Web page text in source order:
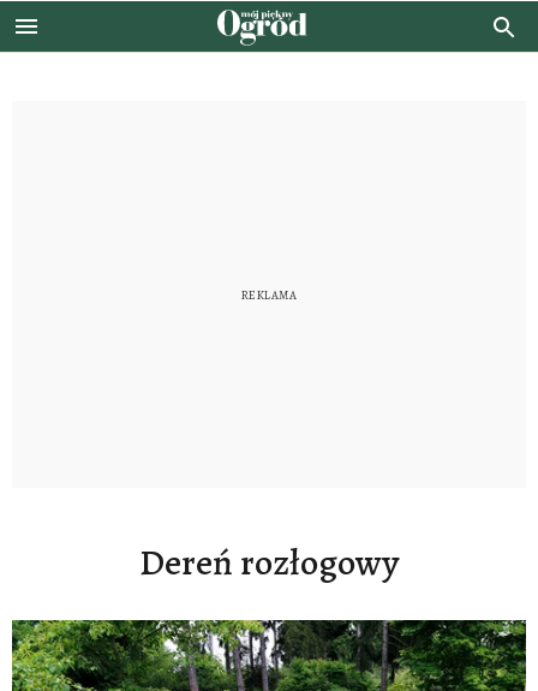
Dereń rozłogowy